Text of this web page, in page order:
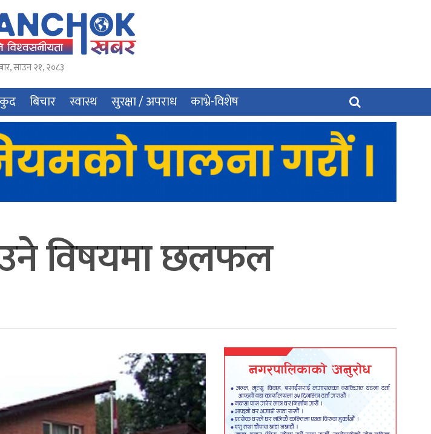
,साउन२१,२०८३
बिचार स्वास्थ सुरक्षा / अपराध काभ्रे-विशेष
विषयमा छलफल